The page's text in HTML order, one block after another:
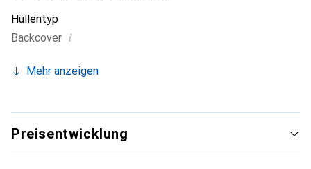
Hüllentyp
Backcover i
Mehr anzeigen
Preisentwicklung